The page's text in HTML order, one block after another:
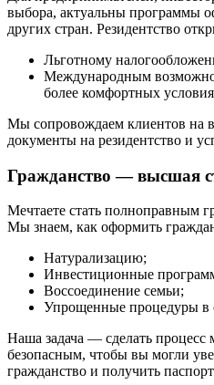
выбора, актуальны программы
других стран. Резидентство
Льготному
Международным
более комфортных
Мы сопровождаем клиентов на
документы на резидентство и
Гражданство — высшая
Мечтаете стать полноправным
Мы знаем, как оформить
Натурализацию;
Инвестиционные
Воссоединение семьи;
Упрощенные процедуры в
Наша задача — сделать процесс
безопасным, чтобы вы могли
гражданство и получить